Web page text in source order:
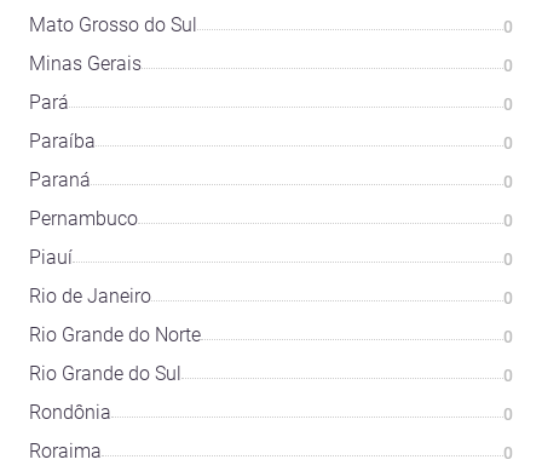
Mato Grosso do Sul 0
Minas Gerais 0
Pará 0
Paraíba 0
Paraná 0
Pernambuco 0
Piauí 0
Rio de Janeiro 0
Rio Grande do Norte 0
Rio Grande do Sul 0
Rondônia 0
Roraima 0